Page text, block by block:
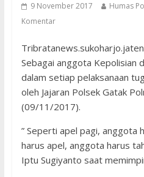
9 November 2017 Humas
Komentar
Sebagai anggota Kepolisian
dalam setiap pelaksanaan
oleh Jajaran Polsek Gatak
(09/11/2017).
” Seperti apel pagi, anggota
harus apel, anggota harus
Iptu Sugiyanto saat